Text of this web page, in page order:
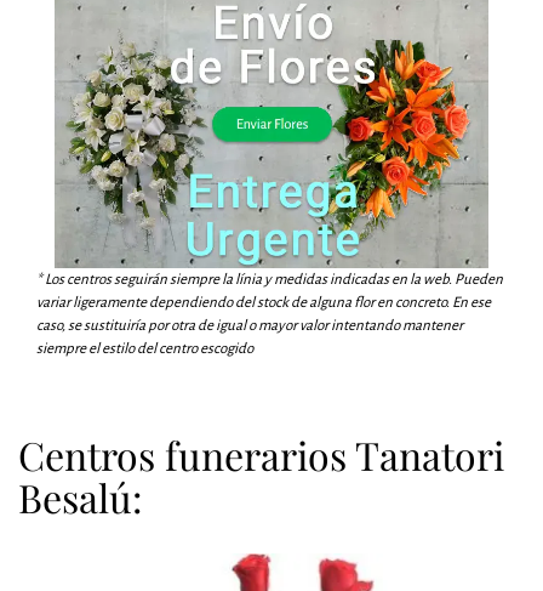
* Los centros seguirán siempre la línia y medidas indicadas en la web. Pueden
variar ligeramente dependiendo del stock de alguna flor en concreto. En ese
caso, se sustituiría por otra de igual o mayor valor intentando mantener
siempre el estilo del centro escogido
Centros funerarios Tanatori
Besalú: